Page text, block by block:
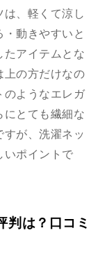
、軽くて涼し
動きやすいと
たアイテムとな
上の方だけなの
のようなエレガ
にとても繊細な
が、洗濯ネッ
いポイントで
判は？口コミ